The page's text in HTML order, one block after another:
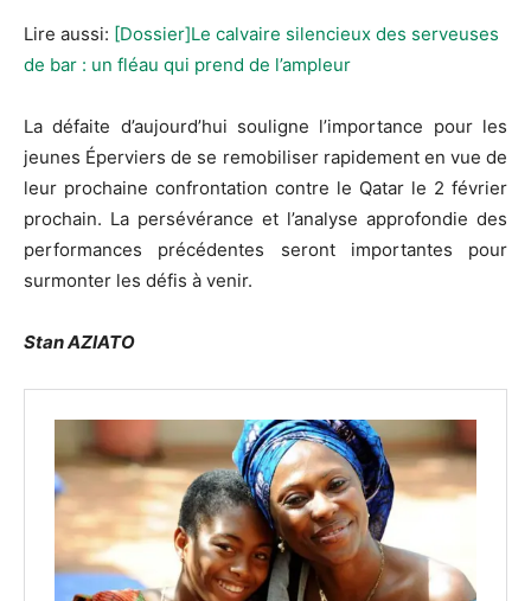
Lire aussi: [Dossier]Le calvaire silencieux des serveuses
de bar : un fléau qui prend de l’ampleur
La défaite d’aujourd’hui souligne l’importance pour les
jeunes Éperviers de se remobiliserrapidement en vue de
leur prochaine confrontation contre le Qatar le 2 février
prochain. La persévérance et l’analyse approfondie des
performances précédentes seront importantes pour
surmonter les défis à venir.
Stan AZIATO